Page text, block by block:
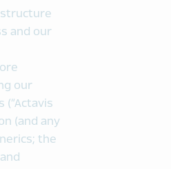
and our
our
(“Actavis
(and any
the